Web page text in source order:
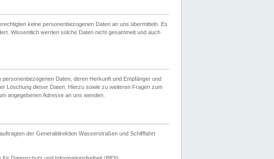
keine personenbezogenen Daten an uns übermitteln. Es
Wissentlich werden solche Daten nicht gesammelt und auch
Daten, deren Herkunft und Empfänger und
Löschung dieser Daten. Hierzu sowie zu weiteren Fragen zum
angegebenen Adresse an uns wenden.
der Generaldirektion Wasserstraßen und Schifffahrt